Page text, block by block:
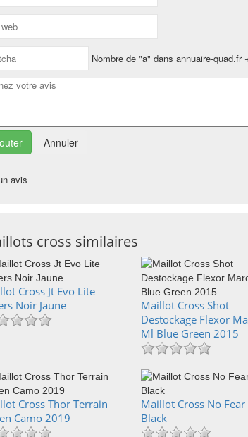
Nombre de "a" dans annuaire-quad.fr
Annuler
avis
cross similaires
Cross Jt Evo Lite
Noir Jaune
Maillot Cross Shot
Destockage Flexor
Ml Blue Green 2015
Cross Thor Terrain
Camo 2019
Maillot Cross No Fear
Black